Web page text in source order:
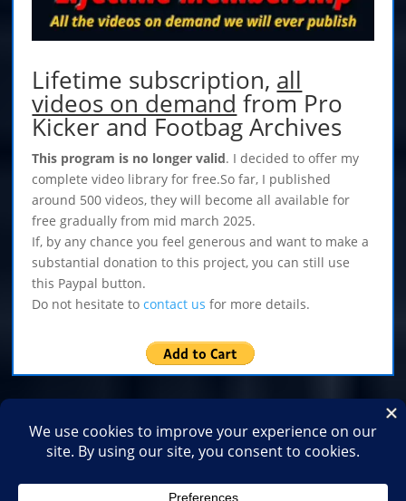
Lifetime subscription, all
videos on demand from Pro
Kicker and Footbag Archives
This program is no longer valid. I decided to offer my
complete video library for free.So far, I published
around 500 videos, they will become all available for
free gradually from mid march 2025.
If, by any chance you feel generous and want to make a
substantial donation to this project, you can still use
this Paypal button.
Do not hesitate tocontact us for more details.
Home Shop Medias 2026
2025
2018
2017 2016 2015 2014
2013